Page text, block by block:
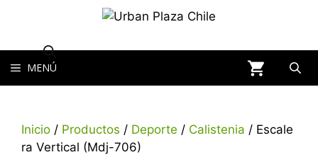
MENÚ
Inicio / Productos / Deporte / Calistenia / Escale
ra Vertical (Mdj-706)